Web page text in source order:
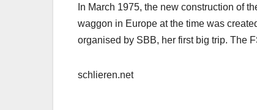
In March 1975, the new construction of
waggon in Europe at the time was
organised by SBB, her first big trip. The
schlieren.net